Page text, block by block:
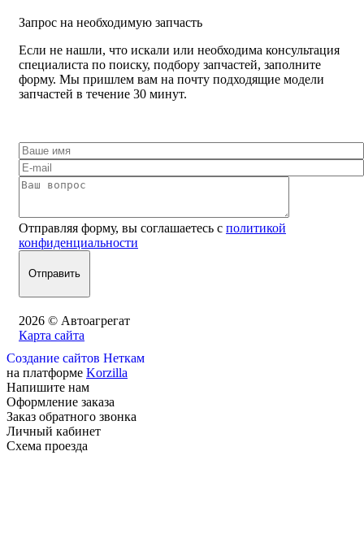
Запрос на необходимую запчасть
Если не нашли, что искали или необходима консультация
специалиста по поиску, подбору запчастей, заполните
форму. Мы пришлем вам на почту подходящие модели
запчастей в течение 30 минут.
Отправляя форму, вы соглашаетесь с политикой
конфиденциальности
2026 © Автоагрегат
Карта сайта
Создание сайтов Неткам
на платформе Korzilla
Напишите нам
Оформление заказа
Заказ обратного звонка
Личный кабинет
Схема проезда